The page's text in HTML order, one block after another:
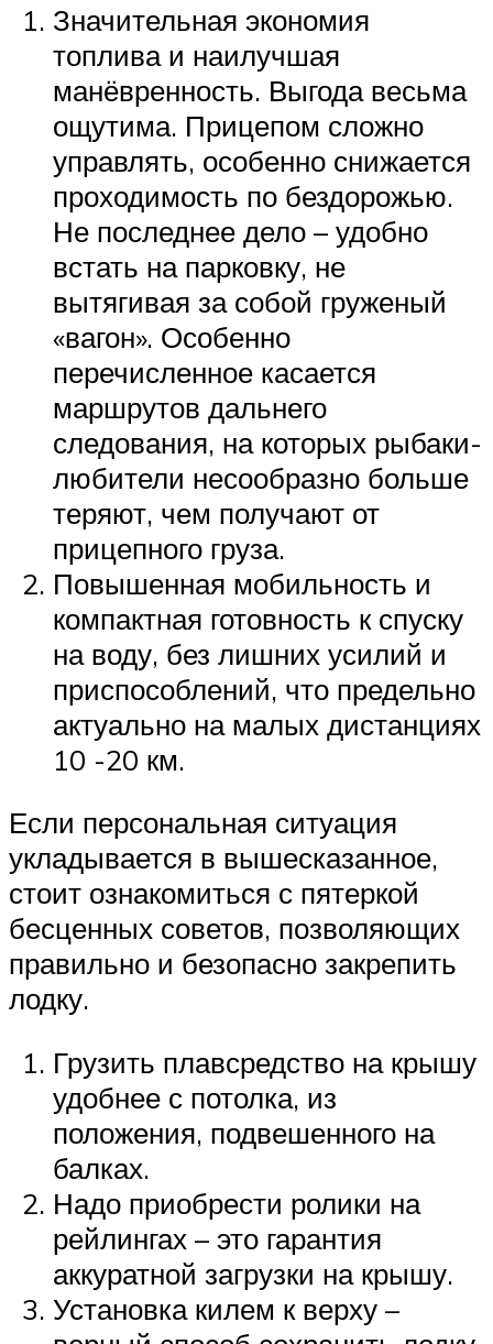
Значительная экономия
топлива и наилучшая
манёвренность. Выгода весьма
ощутима. Прицепом сложно
управлять, особенно снижается
проходимость по бездорожью.
Не последнее дело – удобно
встать на парковку, не
вытягивая за собой груженый
«вагон». Особенно
перечисленное касается
маршрутов дальнего
следования, на которых рыбаки-
любители несообразно больше
теряют, чем получают от
прицепного груза.
Повышенная мобильность и
компактная готовность к спуску
на воду, без лишних усилий и
приспособлений, что предельно
актуально на малых дистанциях
10 -20 км.
Если персональная ситуация
укладывается в вышесказанное,
стоит ознакомиться с пятеркой
бесценных советов, позволяющих
правильно и безопасно закрепить
лодку.
Грузить плавсредство на крышу
удобнее с потолка, из
положения, подвешенного на
балках.
Надо приобрести ролики на
рейлингах – это гарантия
аккуратной загрузки на крышу.
Установка килем к верху –